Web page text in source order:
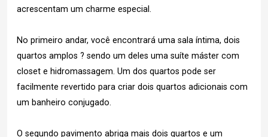
acrescentam um charme especial.
No primeiro andar, você encontrará uma sala íntima, dois
quartos amplos ? sendo um deles uma suíte máster com
closet e hidromassagem. Um dos quartos pode ser
facilmente revertido para criar dois quartos adicionais com
um banheiro conjugado.
O segundo pavimento abriga mais dois quartos e um